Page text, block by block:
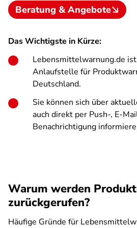
Beratung & Angebote
Das Wichtigste in Kürze:
Lebensmittelwarnung.de
Anlaufstelle für
Deutschland.
Sie können sich über
auch direkt per Push-, E-
Benachrichtigung
Warum werden
zurückgerufen?
Häufige Gründe für